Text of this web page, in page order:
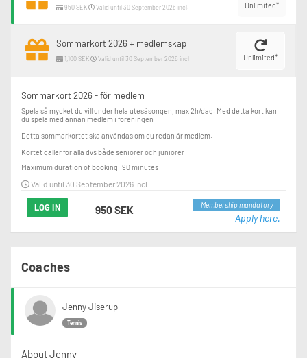
Unlimited*
950 SEK Valid until 30 September 2026 incl.
Unlimited*
Sommarkort 2026 + medlemskap
1,100 SEK Valid until 30 September 2026 incl.
Sommarkort 2026 - för medlem
Spela så mycket du vill under hela utesäsongen, max 2h/dag. Med detta kort kan
du spela med annan medlem i föreningen.
Detta sommarkortet ska användas om du redan är medlem.
Kortet gäller för alla dvs både seniorer och juniorer.
Maximum duration of booking: 90 minutes
Valid until 30 September 2026 incl.
LOG IN 950 SEK Membership mandatory
Apply here.
Coaches
Jenny Jiserup
Tennis
About Jenny